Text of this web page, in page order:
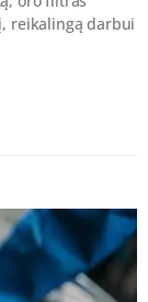
reikalingą darbui